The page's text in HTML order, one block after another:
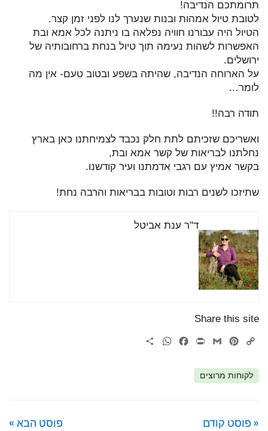
תרומתכם הנדיבה!
לטובת טיול אמהות ובנות שנערך לנו לפני זמן קצר.
הטיול היה עבורנו חוויה נפלאה בו ניתנה לכל אמא ובת
האפשרות לשהות נעימה תוך טיול בנחת ברחובותיה של
ירושלים.
על הארוחה הנדיבה, שהיתה בשפע ובטוב טעם- אין מה
לומר…
תודה רבה!!
ואשריכם שזכיתם לתת חלק נכבד לצמיחתנו כאן בארץ
נחלתנו לבריאות של קשר אמא ובת,
בקשר אמיץ עם רגבי אדמתנו ועיר קודשנו.
שתיזכו לשנים רבות וטובות בבריאות והרבה נחת!
ד"ר ענת אביטל
Share this site
Copy
Pinterest
Gmail
Print
Facebook
WhatsApp
לקוחות מרוצים
« פוסט קודם פוסט הבא »